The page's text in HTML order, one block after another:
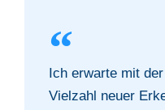
Ich erwarte mit
Vielzahl neuer